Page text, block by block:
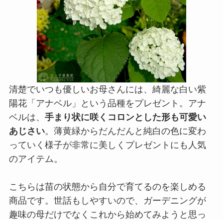
清楚でいつも優しいお母さんには、綺麗な白い紫
陽花「アナベル」という品種をプレゼント。アナ
ベルは、 手まり状に咲くコロンとした形も可愛い
あじさい。薄黄緑からだんだんと純白の色に変わ
っていく様子が非常に美しくプレゼントにも人気
のアイテム。
こちらは苗の状態から自分で育てるのを楽しめる
商品です。世話もしやすいので、ガーデニングが
趣味の母だけでなくこれから始めてみようと思っ